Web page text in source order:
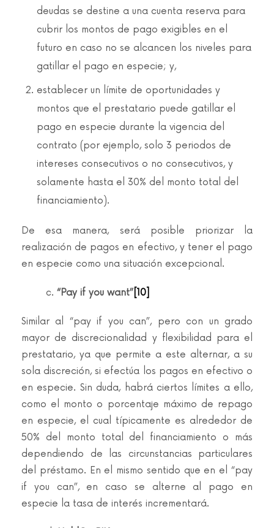
deudas se destine a una cuenta reserva para
cubrir los montos de pago exigibles en el
futuro en caso no se alcancen los niveles para
gatillar el pago en especie; y,
establecer un límite de oportunidades y
montos que el prestatario puede gatillar el
pago en especie durante la vigencia del
contrato (por ejemplo, solo 3 periodos de
intereses consecutivos o no consecutivos, y
solamente hasta el 30% del monto total del
financiamiento).
De esa manera, será posible priorizar la
realización de pagos en efectivo, y tener el pago
en especie como una situación excepcional.
c. “Pay if you want” [10]
Similar al “pay if you can”, pero con un grado
mayor de discrecionalidad y flexibilidad para el
prestatario, ya que permite a este alternar, a su
sola discreción, si efectúa los pagos en efectivo o
en especie. Sin duda, habrá ciertos límites a ello,
como el monto o porcentaje máximo de repago
en especie, el cual típicamente es alrededor de
50% del monto total del financiamiento o más
dependiendo de las circunstancias particulares
del préstamo. En el mismo sentido que en el “pay
if you can”, en caso se alterne al pago en
especie la tasa de interés incrementará.